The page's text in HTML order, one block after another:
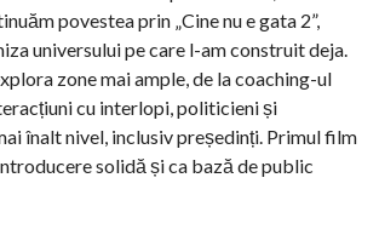
povestea prin „Cine nu e gata 2”,
universului pe care l-am construit deja.
zone mai ample, de la coaching-ul
cu interlopi, politicieni și
înalt nivel, inclusiv președinți. Primul film
solidă și ca bază de public